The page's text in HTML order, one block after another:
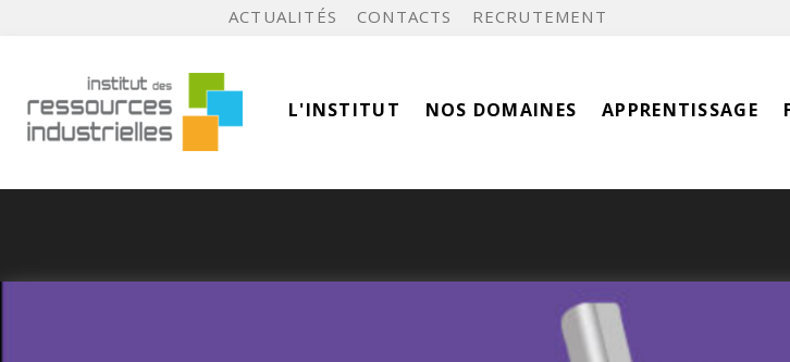
ACTUALITÉS CONTACTS RECRUTEMENT
L'INSTITUT NOS DOMAINES APPRENTISSAGE